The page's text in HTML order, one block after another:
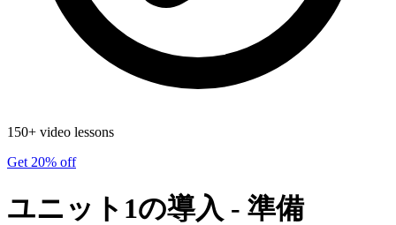
150+ video lessons
Get 20% off
ユニット1の導入 - 準備